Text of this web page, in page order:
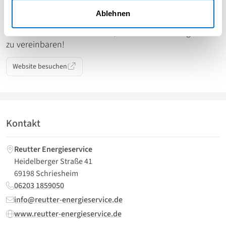
Ablehnen
Entdecken Sie, wie Sie mit unserer Unterstützung Ihre
Heiz- und Energiekosten nachhaltig senken können.
Rufen Sie uns noch heute an, um einen Beratungstermin
zu vereinbaren!
Website besuchen
Kontakt
Reutter Energieservice
Heidelberger Straße 41
69198 Schriesheim
06203 1859050
info@reutter-energieservice.de
www.reutter-energieservice.de